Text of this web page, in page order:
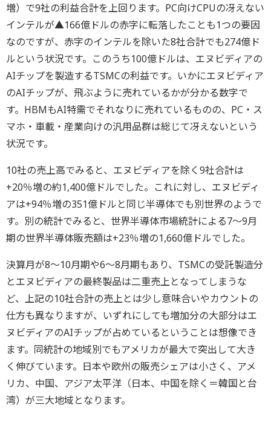
増）で9社の利益合計を上回ります。PC向けCPUの冴えない
インテルが▲166億ドルの赤字に転落したことも1つの要因
なのですが、赤字のインテルを除いた8社合計でも274億ド
ルという状況です。このうち100億ドルは、エヌビディアの
AIチップを製造するTSMCの利益です。いかにエヌビディア
のAIチップが、飛ぶように売れているかが分かる数字で
す。HBMもAI特需でそれなりに売れているものの、PC・ス
マホ・車載・産業向けの汎用品群は総じて冴えないという
状況です。
10社の売上高でみると、エヌビディアを除く9社合計は
+20％増の約1,400億ドルでした。これに対し、エヌビディ
アは+94％増の351億ドルと同じ半導体でも別世界のようで
す。別の統計でみると、世界半導体市場統計による7～9月
期の世界半導体販売額は+23％増の1,660億ドルでした。
決算月が8～10月期や6～8月期もあり、TSMCの受託製造分
とエヌビディアの最終製品は二重売上となってしまうな
ど、上記の10社合計の売上とは少し意味合いやカウントの
仕方も異なりますが、いずれにしても増加分の大部分はエ
ヌビディアのAIチップが占めているということは想像でき
ます。同統計の地域別でもアメリカが最大で突出して大き
く伸びています。日本や欧州の販売シェアは小さく、アメ
リカ、中国、アジア太平洋（日本、中国を除く＝韓国と台
湾）が三大地域となります。